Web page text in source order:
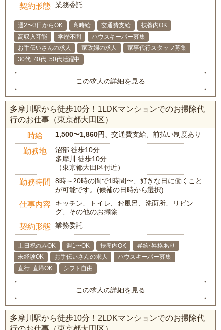
契約形態 業務委託
週2〜3日からOK 高時給 交通費支給
扶養内OK
高収入可能
学歴不問
ハウスキーパー募集
お手伝いさんの求人
家政婦の求人
家事代行スタッフ募集
30代･40代･50代活躍中
この求人の詳細を見る
多摩川駅から徒歩10分！1LDKマンションでのお掃除代
行のお仕事（東京都大田区）
時給 1,500〜1,860円、交通費支給、前払い制度あり
勤務地
沼部 徒歩10分
多摩川 徒歩10分
（東京都大田区付近）
勤務時間
8時～20時の間で1時間〜、好きな日に働くこと
が可能です。(候補の日時から選択)
仕事内容
キッチン、トイレ、お風呂、洗面所、リビン
グ、その他のお掃除
契約形態 業務委託
土日祝のみOK 週1〜OK 扶養内OK
昇給･昇格あり
未経験OK
お手伝いさんの求人
ハウスキーパー募集
直行･直帰OK
シフト自由
この求人の詳細を見る
多摩川駅から徒歩10分！2LDKマンションでのお掃除代